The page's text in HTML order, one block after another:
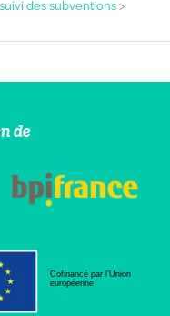
des subventions >
de
Cofinancé par l’Union
européenne